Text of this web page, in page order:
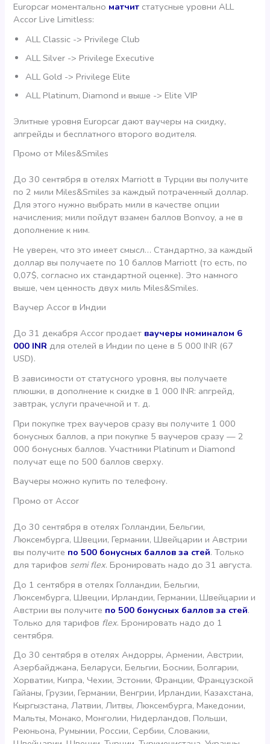
Europcar моментально матчит статусные уровни ALL
Accor Live Limitless:
ALL Classic -> Privilege Club
ALL Silver -> Privilege Executive
ALL Gold -> Privilege Elite
ALL Platinum, Diamond и выше -> Elite VIP
Элитные уровня Europcar дают ваучеры на скидку,
апгрейды и бесплатного второго водителя.
Промо от Miles&Smiles
До 30 сентября в отелях Marriott в Турции вы получите
по 2 мили Miles&Smiles за каждый потраченный доллар.
Для этого нужно выбрать мили в качестве опции
начисления; мили пойдут взамен баллов Bonvoy, а не в
дополнение к ним.
Не уверен, что это имеет смысл… Стандартно, за каждый
доллар вы получаете по 10 баллов Marriott (то есть, по
0,07$, согласно их стандартной оценке). Это намного
выше, чем ценность двух миль Miles&Smiles.
Ваучер Accor в Индии
До 31 декабря Accor продает ваучеры номиналом 6
000 INR для отелей в Индии по цене в 5 000 INR (67
USD).
В зависимости от статусного уровня, вы получаете
плюшки, в дополнение к скидке в 1 000 INR: апгрейд,
завтрак, услуги прачечной и т. д.
При покупке трех ваучеров сразу вы получите 1 000
бонусных баллов, а при покупке 5 ваучеров сразу — 2
000 бонусных баллов. Участники Platinum и Diamond
получат еще по 500 баллов сверху.
Ваучеры можно купить по телефону.
Промо от Accor
До 30 сентября в отелях Голландии, Бельгии,
Люксембурга, Швеции, Германии, Швейцарии и Австрии
вы получите по 500 бонусных баллов за стей. Только
для тарифов semi flex. Бронировать надо до 31 августа.
До 1 сентября в отелях Голландии, Бельгии,
Люксембурга, Швеции, Ирландии, Германии, Швейцарии и
Австрии вы получите по 500 бонусных баллов за стей.
Только для тарифов flex. Бронировать надо до 1
сентября.
До 30 сентября в отелях Андорры, Армении, Австрии,
Азербайджана, Беларуси, Бельгии, Боснии, Болгарии,
Хорватии, Кипра, Чехии, Эстонии, Франции, Французской
Гайаны, Грузии, Германии, Венгрии, Ирландии, Казахстана,
Кыргызстана, Латвии, Литвы, Люксембурга, Македонии,
Мальты, Монако, Монголии, Нидерландов, Польши,
Реюньона, Румынии, России, Сербии, Словакии,